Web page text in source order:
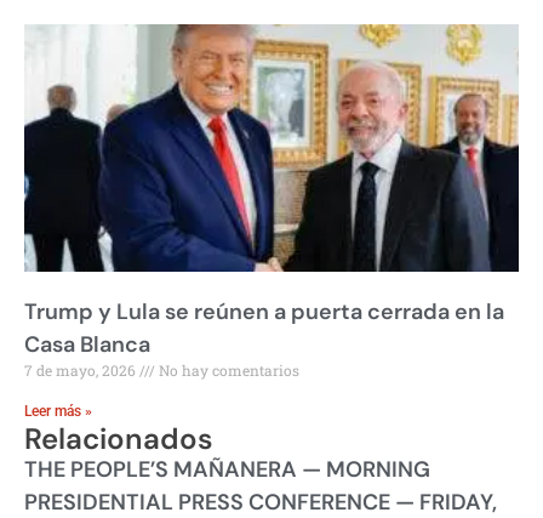
Trump y Lula se reúnen a puerta cerrada en la
Casa Blanca
7 de mayo, 2026 No hay comentarios
Leer más »
Relacionados
THE PEOPLE’S MAÑANERA — MORNING
PRESIDENTIAL PRESS CONFERENCE — FRIDAY,